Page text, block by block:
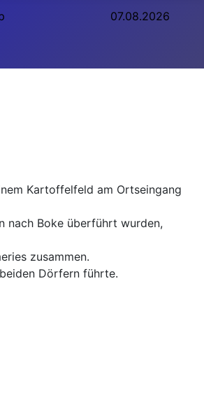
07.08.2026
Kartoffelfeld am Ortseingang
nach Boke überführt wurden,
zusammen.
Dörfern führte.